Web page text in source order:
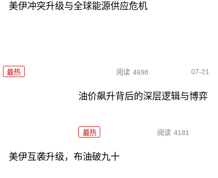
美伊冲突升级与全球能源供应危机
最热 阅读 4698 07-21
油价飙升背后的深层逻辑与博弈
最热 阅读 4181
美伊互袭升级，布油破九十